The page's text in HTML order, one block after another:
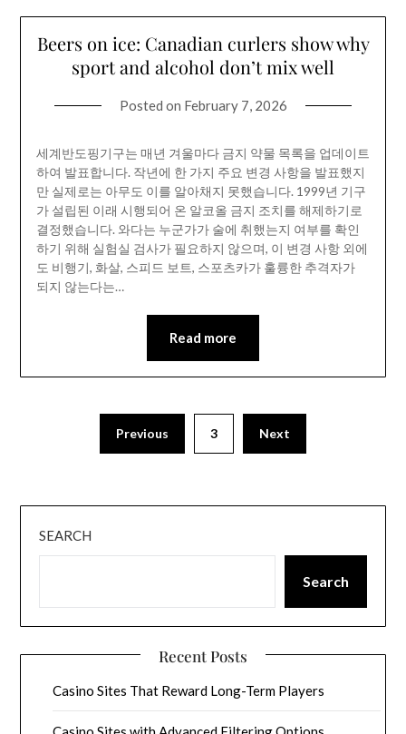
Beers on ice: Canadian curlers show why
sport and alcohol don’t mix well
Posted on February 7, 2026
세계반도핑기구는 매년 겨울마다 금지 약물 목록을 업데이트
하여 발표합니다. 작년에 한 가지 주요 변경 사항을 발표했지
만 실제로는 아무도 이를 알아채지 못했습니다. 1999년 기구
가 설립된 이래 시행되어 온 알코올 금지 조치를 해제하기로
결정했습니다. 와다는 누군가가 술에 취했는지 여부를 확인
하기 위해 실험실 검사가 필요하지 않으며, 이 변경 사항 외에
도 비행기, 화살, 스피드 보트, 스포츠카가 훌륭한 추격자가
되지 않는다는…
Read more
Previous 3 Next
SEARCH
Search
Recent Posts
Casino Sites That Reward Long-Term Players